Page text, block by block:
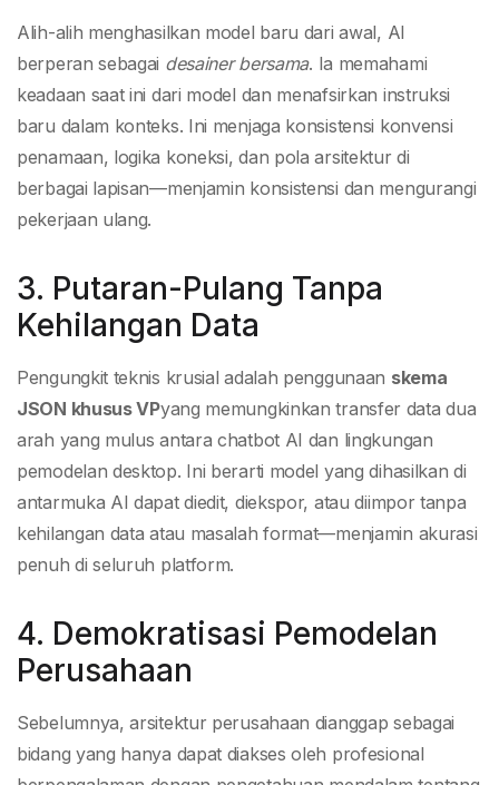
Alih-alih menghasilkan model baru dari awal, AI
berperan sebagai desainer bersama. Ia memahami
keadaan saat ini dari model dan menafsirkan instruksi
baru dalam konteks. Ini menjaga konsistensi konvensi
penamaan, logika koneksi, dan pola arsitektur di
berbagai lapisan—menjamin konsistensi dan mengurangi
pekerjaan ulang.
3. Putaran-Pulang Tanpa
Kehilangan Data
Pengungkit teknis krusial adalah penggunaan skema
JSON khusus VPyang memungkinkan transfer data dua
arah yang mulus antara chatbot AI dan lingkungan
pemodelan desktop. Ini berarti model yang dihasilkan di
antarmuka AI dapat diedit, diekspor, atau diimpor tanpa
kehilangan data atau masalah format—menjamin akurasi
penuh di seluruh platform.
4. Demokratisasi Pemodelan
Perusahaan
Sebelumnya, arsitektur perusahaan dianggap sebagai
bidang yang hanya dapat diakses oleh profesional